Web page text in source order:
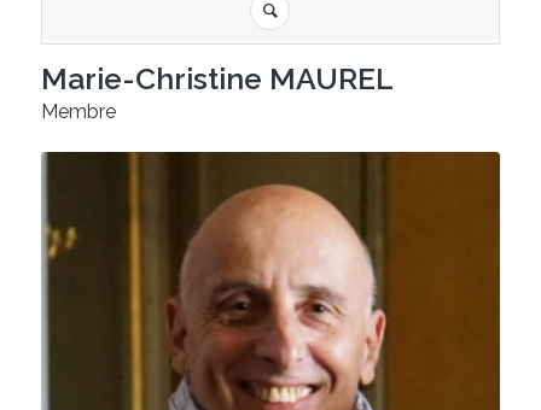
Marie-Christine MAUREL
Membre